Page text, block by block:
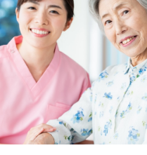
たい』『メリハリをつけて働き
職場で働きたい』『働きがいを
ご利用者様のお役に立てるキャ
態や環境を変えて仕事をしたい
集詳細等、担当コンサルタント
合わせも遠慮なくお願いします
！医療/福祉業界の正社員/パー
介護】＊求人情報収集、将来